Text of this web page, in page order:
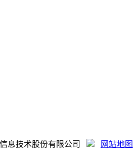
息技术股份有限公司 网站地图